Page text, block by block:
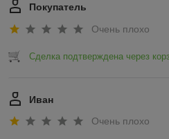
Покупатель
Очень плохо
Сделка подтверждена через
Иван
Очень плохо